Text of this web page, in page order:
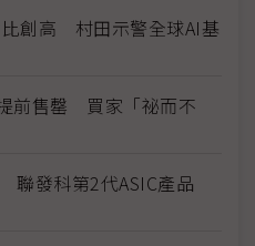
比創高 村田示警全球AI基
前售罄 買家「祕而不
發科第2代ASIC產品